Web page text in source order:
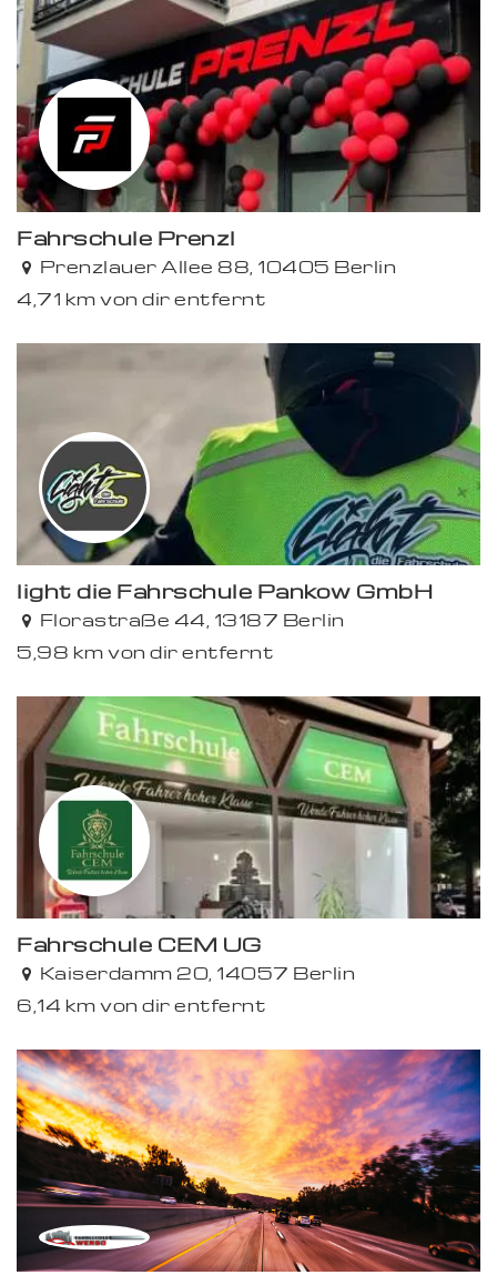
Fahrschule Prenzl
Prenzlauer Allee 88, 10405 Berlin
4,71 km von dir entfernt
light die Fahrschule Pankow GmbH
Florastraße 44, 13187 Berlin
5,98 km von dir entfernt
Fahrschule CEM UG
Kaiserdamm 20, 14057 Berlin
6,14 km von dir entfernt